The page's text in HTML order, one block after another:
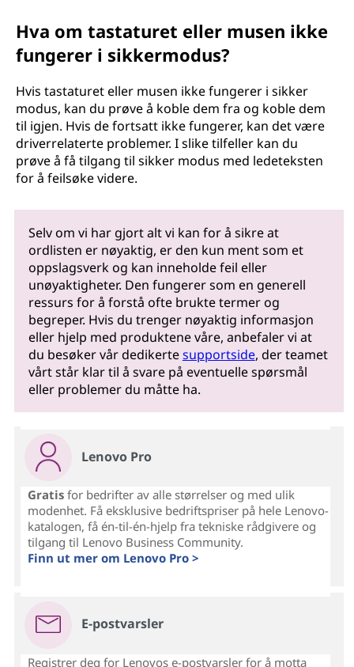
Hva om tastaturet eller musen ikke
fungerer i sikkermodus?
Hvis tastaturet eller musen ikke fungerer i sikker
modus, kan du prøve å koble dem fra og koble dem
til igjen. Hvis de fortsatt ikke fungerer, kan det være
driverrelaterte problemer. I slike tilfeller kan du
prøve å få tilgang til sikker modus med ledeteksten
for å feilsøke videre.
Selv om vi har gjort alt vi kan for å sikre at
ordlisten er nøyaktig, er den kun ment som et
oppslagsverk og kan inneholde feil eller
unøyaktigheter. Den fungerer som en generell
ressurs for å forstå ofte brukte termer og
begreper. Hvis du trenger nøyaktig informasjon
eller hjelp med produktene våre, anbefaler vi at
du besøker vår dedikertesupportside, der teamet
vårt står klar til å svare på eventuelle spørsmål
eller problemer du måtte ha.
Lenovo Pro
Gratisfor bedrifter av alle størrelser og med ulik
modenhet. Få eksklusive bedriftspriser på hele Lenovo-
katalogen, få én-til-én-hjelp fra tekniske rådgivere og
tilgang til Lenovo Business Community.
Finn ut mer om Lenovo Pro >
E-postvarsler
Registrer deg for Lenovos e-postvarsler for å motta